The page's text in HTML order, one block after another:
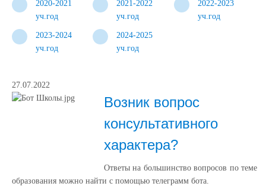
2020-2021
уч.год
2021-2022
уч.год
2022-2023
уч.год
2023-2024
уч.год
2024-2025
уч.год
27.07.2022
Возник вопрос
консультативного
характера?
Ответы на большинство вопросов по теме
образования можно найти с помощью телеграмм бота.